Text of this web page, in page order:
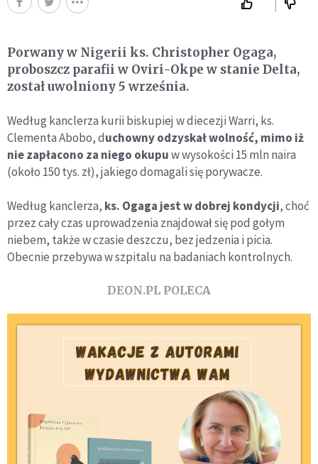
Porwany w Nigerii ks. Christopher Ogaga,
proboszcz parafii w Oviri-Okpe w stanie Delta,
został uwolniony 5 września.
Według kanclerza kurii biskupiej w diecezji Warri, ks.
Clementa Abobo, duchowny odzyskał wolność, mimo iż
nie zapłacono za niego okupuw wysokości 15 mln naira
(około 150 tys. zł), jakiego domagali się porywacze.
Według kanclerza, ks. Ogaga jest w dobrej kondycji, choć
przez cały czas uprowadzenia znajdował się pod gołym
niebem, także w czasie deszczu, bez jedzenia i picia.
Obecnie przebywa w szpitalu na badaniach kontrolnych.
DEON.PL POLECA